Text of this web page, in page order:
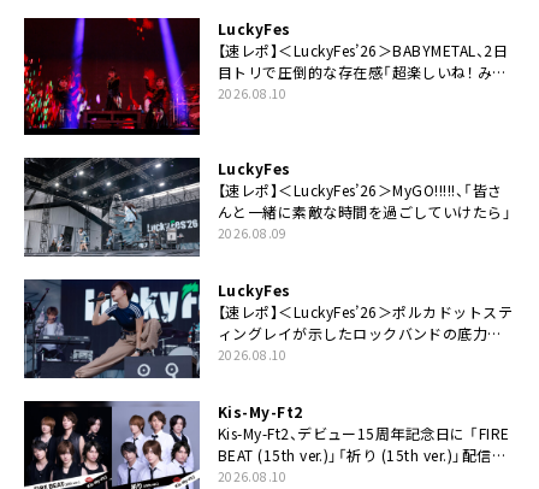
LuckyFes
【速レポ】＜LuckyFes’26＞BABYMETAL、2日
目トリで圧倒的な存在感「超楽しいね！ みん
なありがとう！」
2026.08.10
LuckyFes
【速レポ】＜LuckyFes’26＞MyGO!!!!!、「皆さ
んと一緒に素敵な時間を過ごしていけたら」
2026.08.09
LuckyFes
【速レポ】＜LuckyFes’26＞ポルカドットステ
ィングレイが示したロックバンドの底力
「LuckyFesのマスコットキャラクターである
2026.08.10
Kis-My-Ft2
Kis-My-Ft2、デビュー15周年記念日に 「FIRE
BEAT (15th ver.)」「祈り (15th ver.)」配信ス
タート
2026.08.10